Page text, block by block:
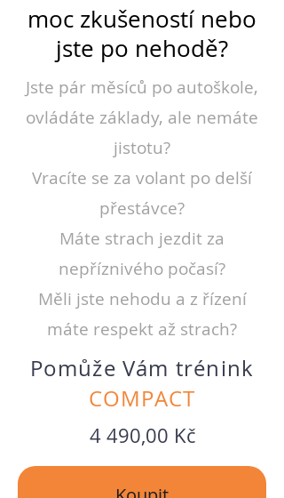
moc zkušeností nebo
jste po nehodě?
Jste pár měsíců po autoškole,
ovládáte základy, ale nemáte
jistotu?
Vracíte se za volant po delší
přestávce?
Máte strach jezdit za
nepříznivého počasí?
Měli jste nehodu a z řízení
máte respekt až strach?
Pomůže Vám trénink
COMPACT
4 490,00 Kč